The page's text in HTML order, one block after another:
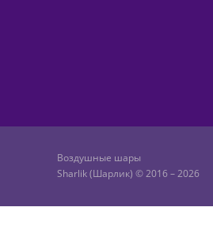
Воздушные шары
Sharlik (Шарлик) © 2016 – 2026